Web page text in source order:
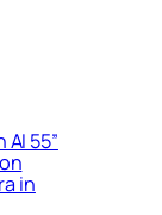
55”
in